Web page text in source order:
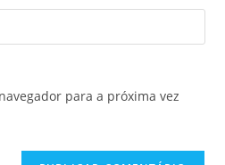
para a próxima vez